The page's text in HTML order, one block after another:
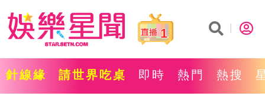
1
針線緣 請世界吃桌 即時 熱門 熱搜